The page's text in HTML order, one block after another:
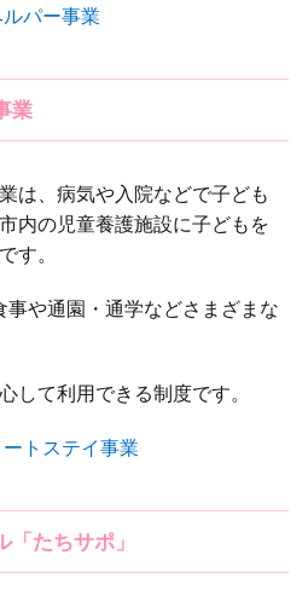
パー事業
業
は、病気や入院などで子ども
内の児童養護施設に子どもを
す。
や通園・通学などさまざまな
して利用できる制度です。
トステイ事業
たちサポ」